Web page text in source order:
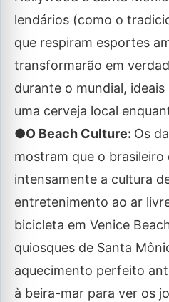
lendários (como o
que respiram esportes
transformarão em
durante o mundial,
uma cerveja local
●O Beach Culture: Os
mostram que o brasileiro
intensamente a cultura
entretenimento ao ar
bicicleta em Venice
quiosques de Santa
aquecimento perfeito
à beira-mar para ver os